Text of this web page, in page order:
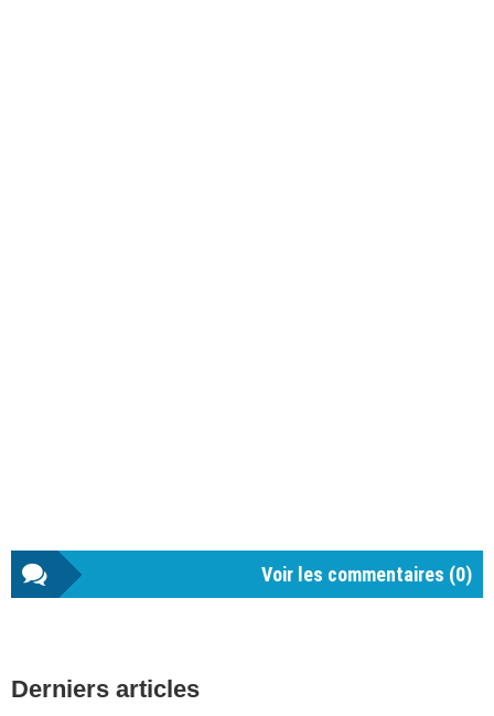
Voir les commentaires (0)
latérale
Derniers articles